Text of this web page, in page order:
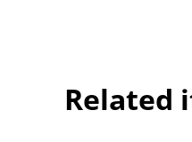
Related